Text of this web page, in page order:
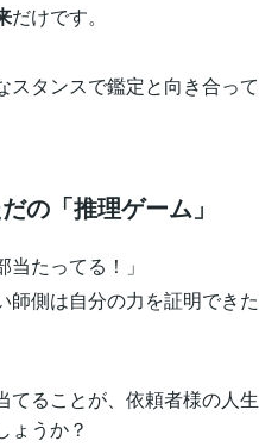
だけです。
スタンスで鑑定と向き合って
の「推理ゲーム」
当たってる！」
師側は自分の力を証明できた
てることが、依頼者様の人生
ょうか？